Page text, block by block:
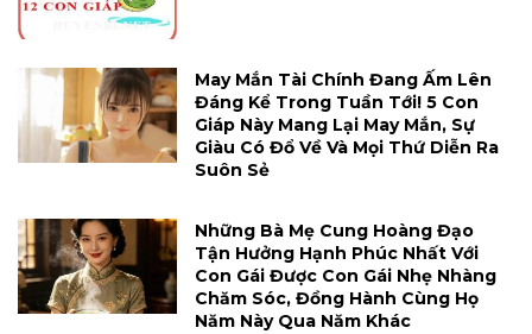
May Mắn Tài Chính Đang Ấm Lên
Đáng Kể Trong Tuần Tới! 5 Con
Giáp Này Mang Lại May Mắn, Sự
Giàu Có Đổ Về Và Mọi Thứ Diễn Ra
Suôn Sẻ
Những Bà Mẹ Cung Hoàng Đạo
Tận Hưởng Hạnh Phúc Nhất Với
Con Gái Được Con Gái Nhẹ Nhàng
Chăm Sóc, Đồng Hành Cùng Họ
Năm Này Qua Năm Khác